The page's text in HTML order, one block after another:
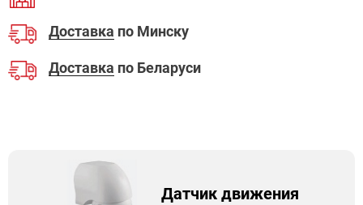
Доставка по Минску
Доставка по Беларуси
Датчик движения